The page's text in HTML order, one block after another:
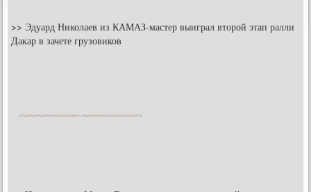
>>Эдуард Николаев из КАМАЗ-мастер выиграл второй этап ралли
Дакар в зачете грузовиков